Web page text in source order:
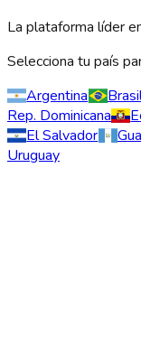
La plataforma líder
Selecciona tu país
Argentina
Rep. Dominicana
El Salvador
Uruguay